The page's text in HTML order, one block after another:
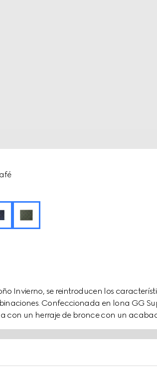
Invierno, se reintroducen los
Confeccionada en lona GG
con un herraje de bronce con un
ranuras para tarjetas y